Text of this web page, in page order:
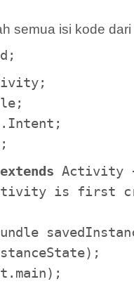
semua isi kode
extends Activity
is first